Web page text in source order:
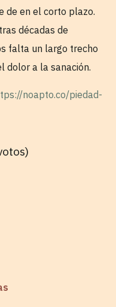
de en el corto plazo.
décadas de
falta un largo trecho
dolor a la sanación.
noapto.co/piedad-